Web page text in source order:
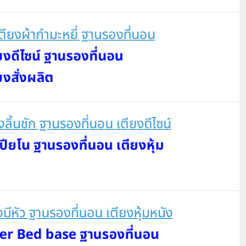
งดีไซน์ ฐานรองที่นอน
งสั่งผลิต
ยโน ฐานรองที่นอน เตียงหุ้ม
Bed base ฐานรองที่นอน